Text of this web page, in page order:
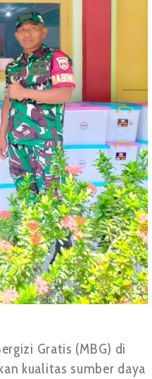
Gratis (MBG) di
kualitas sumber daya